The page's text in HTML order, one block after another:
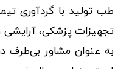
طب تولید با گردآوری
تجهیزات پزشکی،
به عنوان مشاور بی‌طرف